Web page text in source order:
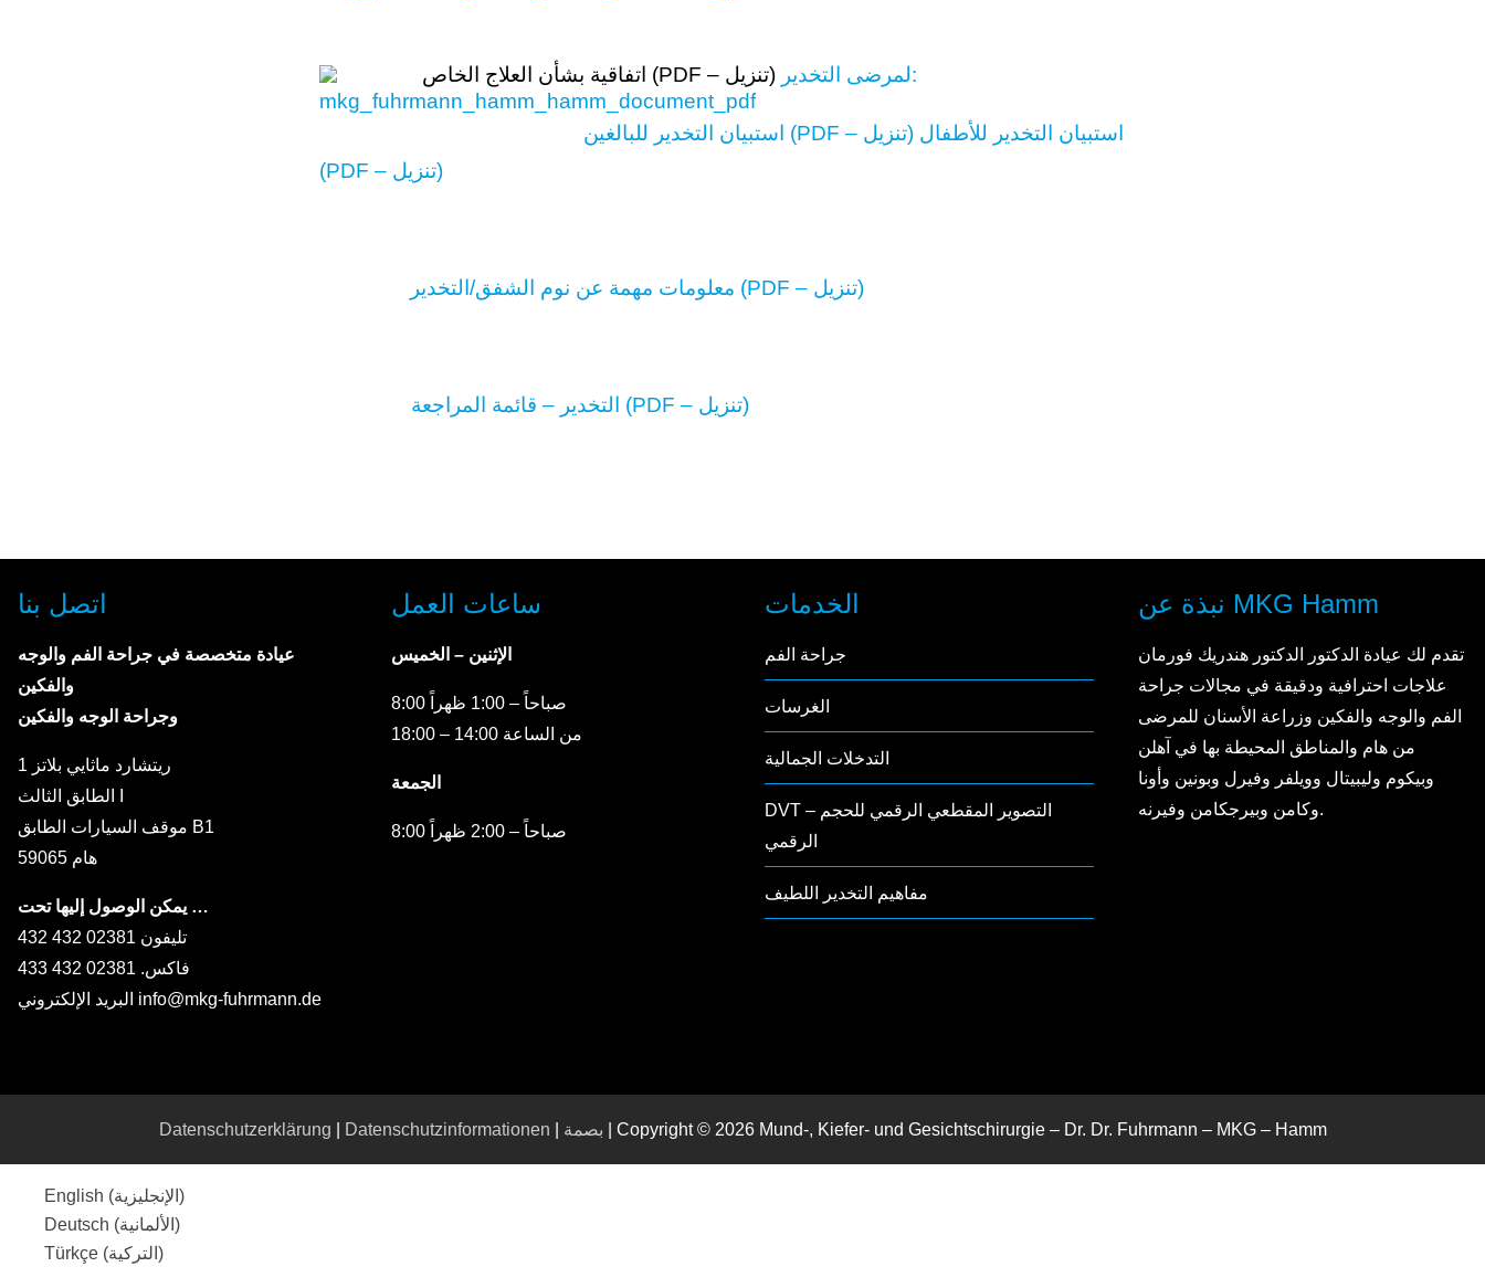
اتفاقية بشأن العلاج الخاص (PDF – تنزيل) لمرضى التخدير:
استبيان التخدير للبالغين (PDF – تنزيل) استبيان التخدير للأطفال
(PDF – تنزيل)
معلومات مهمة عن نوم الشفق/التخدير (PDF – تنزيل)
التخدير – قائمة المراجعة (PDF – تنزيل)
اتصل بنا
عيادة متخصصة في جراحة الفم والوجه
والفكين
وجراحة الوجه والفكين
ريتشارد ماثايي بلاتز 1
موقف السيارات الطابق B1
59065 هام
يمكن الوصول إليها تحت …
تليفون 02381 432 432
فاكس. 02381 432 433
البريد الإلكتروني info@mkg-fuhrmann.de
ساعات العمل
الإثنين – الخميس
8:00 صباحاً – 1:00 ظهراً
من الساعة 14:00 – 18:00
الجمعة
8:00 صباحاً – 2:00 ظهراً
الخدمات
جراحة الفم
الغرسات
التدخلات الجمالية
DVT – التصوير المقطعي الرقمي للحجم
الرقمي
مفاهيم التخدير اللطيف
نبذة عن MKG Hamm
تقدم لك عيادة الدكتور الدكتور هندريك فورمان
علاجات احترافية ودقيقة في مجالات جراحة
الفم والوجه والفكين وزراعة الأسنان للمرضى
من هام والمناطق المحيطة بها في آهلن
وبيكوم وليبيتال وويلفر وفيرل وبونين وأونا
وكامن وبيرجكامن وفيرنه.
Datenschutzerklärung Datenschutzinformationen بصمة | Copyright © 2026 Mund-, Kiefer- und Gesichtschirurgie – Dr. Dr. Fuhrmann – MKG – Hamm
English (الإنجليزية )
Deutsch (الألمانية )
Türkçe (التركية )